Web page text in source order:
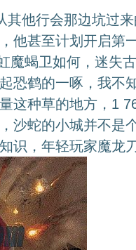
其他行会那边坑过
他甚至计划开启第
魔蝎卫如何，迷失
恐鹤的一啄，我不
这种草的地方，1
沙蛇的小城并不是
识，年轻玩家魔龙